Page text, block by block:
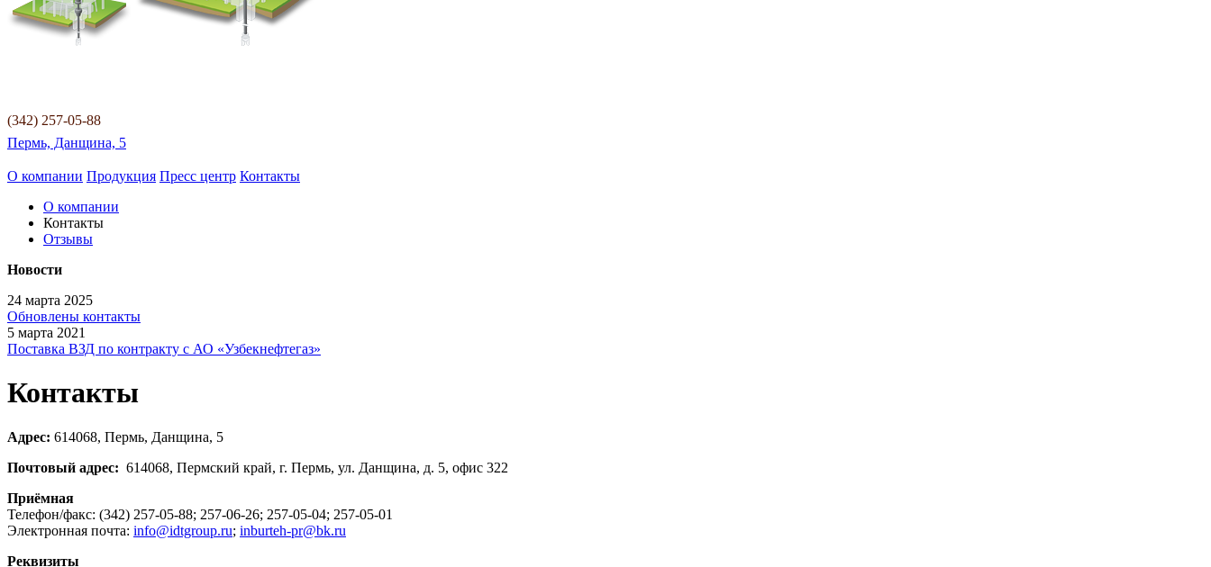
(342) 257-05-88
Пермь, Данщина, 5
О компании Продукция Пресс центр Контакты
О компании
Контакты
Отзывы
Новости
24 марта 2025
Обновлены контакты
5 марта 2021
Поставка ВЗД по контракту с АО «Узбекнефтегаз»
Контакты
Адрес: 614068, Пермь, Данщина, 5
Почтовый адрес: 614068, Пермский край, г. Пермь, ул. Данщина, д. 5, офис 322
Приёмная
Телефон/факс: (342) 257-05-88; 257-06-26; 257-05-04; 257-05-01
Электронная почта: info@idtgroup.ru; inburteh-pr@bk.ru
Реквизиты